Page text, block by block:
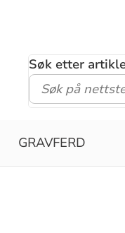
Søk etter
GRAVFERD